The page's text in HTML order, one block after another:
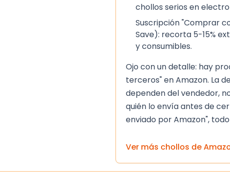
chollos serios en
Suscripción "Comprar
Save): recorta 5-15%
y consumibles.
Ojo con un detalle: hay
terceros" en Amazon. La
dependen del vendedor,
quién lo envía antes de
enviado por Amazon",
Ver más chollos de